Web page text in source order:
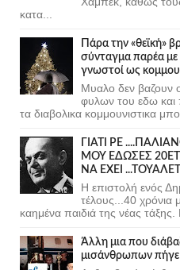
κατα...
Πάρα την «θεϊκή»
σύνταγμα παρέα με
γνωστοί ως
Μυαλο δεν βαζουν
φυλων του εδω και
τα διαβολικα κομμουνιστικα
ΓΙΑΤΙ ΡΕ
ΜΟΥ ΕΔΩΣΕΣ
ΝΑ ΕΧΕΙ
Η επιστολή ενός
τέλους...40 χρόνια
καημένα παιδιά της νέας τάξης.
Άλλη μια που
μισάνθρωπων πήγε